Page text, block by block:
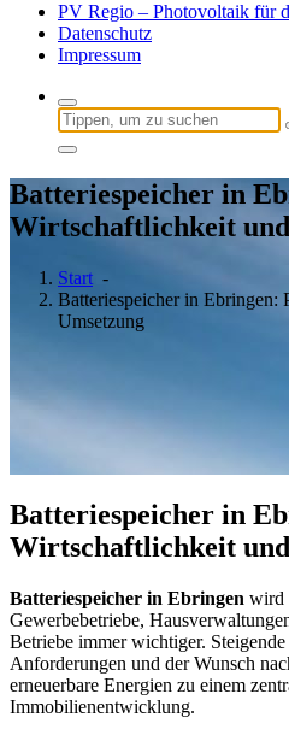
PV Regio – Photovoltaik für
Datenschutz
Impressum
Suchen
nach:
Batteriespeicher in
Wirtschaftlichkeit
Start -
Batteriespeicher in Ebringen:
Umsetzung
Batteriespeicher in
Wirtschaftlichkeit
Batteriespeicher in Ebringen wird
Gewerbebetriebe,
Betriebe immer wichtiger.
Anforderungen und der Wunsch
erneuerbare Energien zu einem
Immobilienentwicklung.